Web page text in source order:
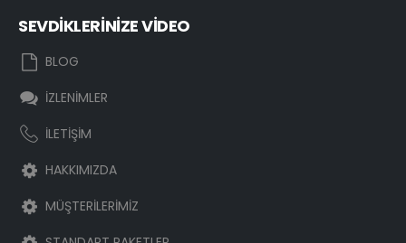
SEVDİKLERİNİZE VİDEO
BLOG
İZLENİMLER
İLETİŞİM
HAKKIMIZDA
MÜŞTERİLERİMİZ